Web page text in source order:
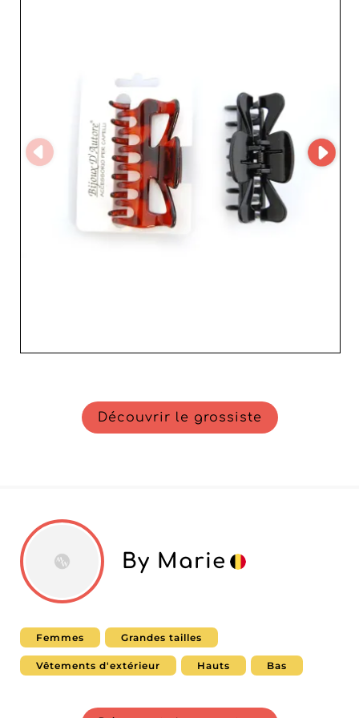
attentif, prêt à répondre aux besoins spécifiques de votre
entreprise et à vous accompagner dans votre croissance.
Avec une réputation solidement établie dans le secteur,
"DueGi sas - Bijoux D'autore" se positionne comme un
partenaire de choix pour les revendeurs désireux d'offrir
à leur clientèle des produits de mode haut de gamme et
intemporels. Ne manquez pas l'opportunité de diversifier
votre offre avec DueGi sas et d'enrichir votre inventaire
d'articles qui allient tendance et qualité. Profitez dès
aujourd'hui des nombreux avantages offerts par "DueGi
sas - Bijoux D'autore" et faites de votre commerce une
référence incontournable dans votre région.
Découvrir le grossiste
By Marie
Femmes Grandes tailles
Vêtements d'extérieur Hauts Bas